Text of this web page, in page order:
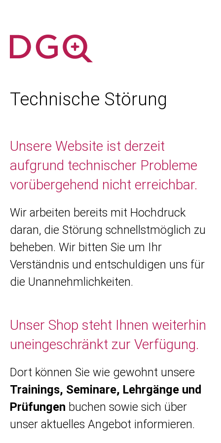
Technische Störung
Unsere Website ist derzeit
aufgrund technischer Probleme
vorübergehend nicht erreichbar.
Wir arbeiten bereits mit Hochdruck
daran, die Störung schnellstmöglich zu
beheben. Wir bitten Sie um Ihr
Verständnis und entschuldigen uns für
die Unannehmlichkeiten.
Unser Shop steht Ihnen weiterhin
uneingeschränkt zur Verfügung.
Dort können Sie wie gewohnt unsere
Trainings, Seminare, Lehrgänge und
Prüfungen buchen sowie sich über
unser aktuelles Angebot informieren.